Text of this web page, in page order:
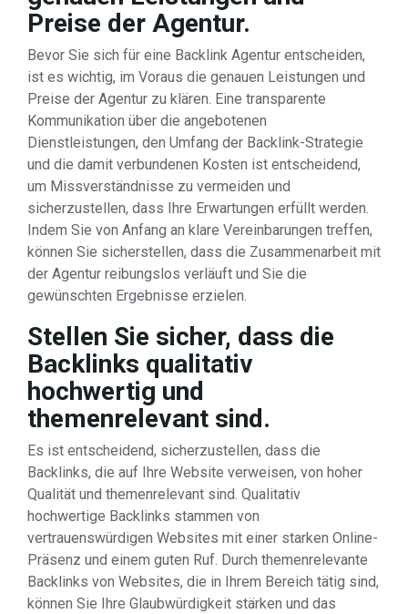
Preise der Agentur.
Bevor Sie sich für eine Backlink Agentur entscheiden,
ist es wichtig, im Voraus die genauen Leistungen und
Preise der Agentur zu klären. Eine transparente
Kommunikation über die angebotenen
Dienstleistungen, den Umfang der Backlink-Strategie
und die damit verbundenen Kosten ist entscheidend,
um Missverständnisse zu vermeiden und
sicherzustellen, dass Ihre Erwartungen erfüllt werden.
Indem Sie von Anfang an klare Vereinbarungen treffen,
können Sie sicherstellen, dass die Zusammenarbeit mit
der Agentur reibungslos verläuft und Sie die
gewünschten Ergebnisse erzielen.
Stellen Sie sicher, dass die
Backlinks qualitativ
hochwertig und
themenrelevant sind.
Es ist entscheidend, sicherzustellen, dass die
Backlinks, die auf Ihre Website verweisen, von hoher
Qualität und themenrelevant sind. Qualitativ
hochwertige Backlinks stammen von
vertrauenswürdigen Websites mit einer starken Online-
Präsenz und einem guten Ruf. Durch themenrelevante
Backlinks von Websites, die in Ihrem Bereich tätig sind,
können Sie Ihre Glaubwürdigkeit stärken und das